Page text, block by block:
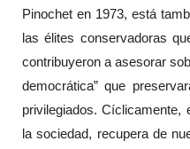
Pinochet en 1973, está
las élites conservadoras
contribuyeron a asesorar
democrática” que
privilegiados.
la sociedad, recupera de